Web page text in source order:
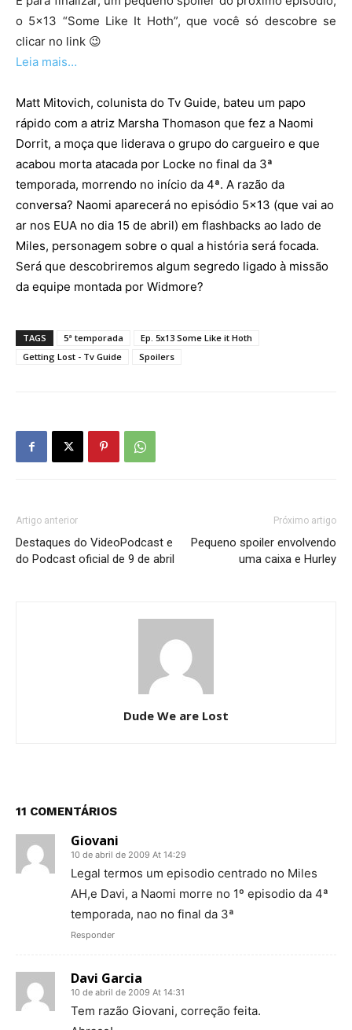
o 5×13 “Some Like It Hoth”, que você só descobre se
clicar no link 😉
Leia mais…
Matt Mitovich, colunista do Tv Guide, bateu um papo
rápido com a atriz Marsha Thomason que fez a Naomi
Dorrit, a moça que liderava o grupo do cargueiro e que
acabou morta atacada por Locke no final da 3ª
temporada, morrendo no início da 4ª. A razão da
conversa? Naomi aparecerá no episódio 5×13 (que vai ao
ar nos EUA no dia 15 de abril) em flashbacks ao lado de
Miles, personagem sobre o qual a história será focada.
Será que descobriremos algum segredo ligado à missão
da equipe montada por Widmore?
TAGS 5ª temporada
Ep. 5x13 Some Like it Hoth
Getting Lost - Tv Guide
Spoilers
Artigo anterior
Destaques do VideoPodcast e
do Podcast oficial de 9 de abril
Próximo artigo
Pequeno spoiler envolvendo
uma caixa e Hurley
Dude We are Lost
11 COMENTÁRIOS
Giovani
10 de abril de 2009 At 14:29
Legal termos um episodio centrado no Miles
AH,e Davi, a Naomi morre no 1º episodio da 4ª
temporada, nao no final da 3ª
Responder
Davi Garcia
10 de abril de 2009 At 14:31
Tem razão Giovani, correção feita.